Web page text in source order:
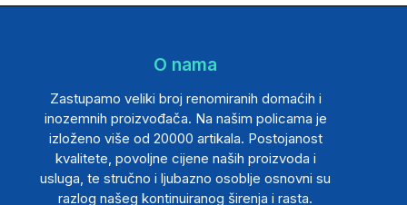
O nama
Zastupamo veliki broj renomiranih domaćih i
inozemnih proizvođača. Na našim policama je
izloženo više od 20000 artikala. Postojanost
kvalitete, povoljne cijene naših proizvoda i
usluga, te stručno i ljubazno osoblje osnovni su
razlog našeg kontinuiranog širenja i rasta.